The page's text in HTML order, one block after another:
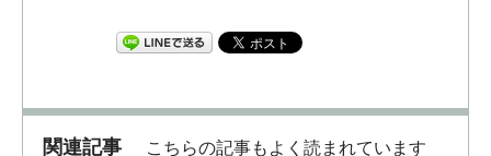
関連記事 こちらの記事もよく読まれています